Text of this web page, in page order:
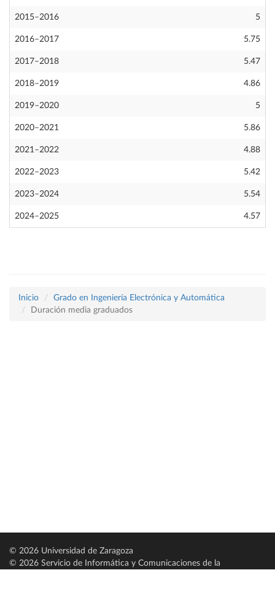
2015–2016 5
2016–2017 5.75
2017–2018 5.47
2018–2019 4.86
2019–2020 5
2020–2021 5.86
2021–2022 4.88
2022–2023 5.42
2023–2024 5.54
2024–2025 4.57
Inicio
Grado en Ingeniería Electrónica y Automática
Duración media graduados
© 2026 Universidad de Zaragoza
© 2026 Servicio de Informática y Comunicaciones de la